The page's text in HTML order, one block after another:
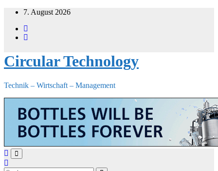
Zum
springen
7. August 2026
Circular Technology
Technik – Wirtschaft – Management